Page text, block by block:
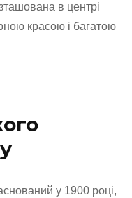
в центрі
красою і багатою
у 1900 році,